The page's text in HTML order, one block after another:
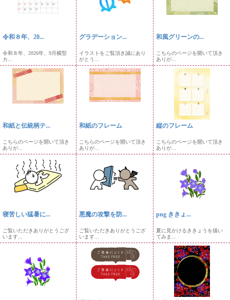
令和８年、20...
令和８年、2026年、9月横型
カ...
グラデーション...
イラストをご覧頂き誠にあり
がとう...
和風グリーンの...
こちらのページを開いて頂き
ありが...
和紙と伝統柄テ...
こちらのページを開いて頂き
ありが...
和紙のフレーム
こちらのページを開いて頂き
ありが...
縦のフレーム
こちらのページを開いて頂き
ありが...
寝苦しい猛暑に...
ご覧いただきありがとうござ
います...
悪魔の攻撃を防...
ご覧いただきありがとうござ
います...
png ききょ...
夏に見かけるききょうを描い
てみま...